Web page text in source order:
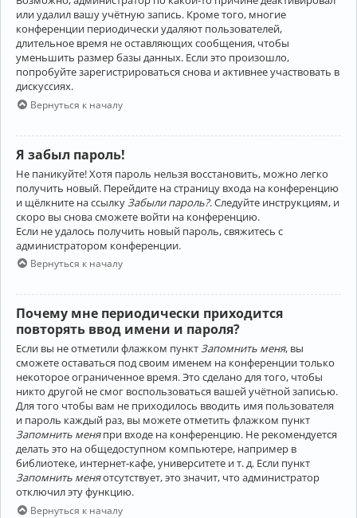
или удалил вашу учётную запись. Кроме того, многие
конференции периодически удаляют пользователей,
длительное время не оставляющих сообщения, чтобы
уменьшить размер базы данных. Если это произошло,
попробуйте зарегистрироваться снова и активнее участвовать в
дискуссиях.
Вернуться к началу
Я забыл пароль!
Не паникуйте! Хотя пароль нельзя восстановить, можно легко
получить новый. Перейдите на страницу входа на конференцию
и щёлкните на ссылку Забыли пароль?. Следуйте инструкциям, и
скоро вы снова сможете войти на конференцию.
Если не удалось получить новый пароль, свяжитесь с
администратором конференции.
Вернуться к началу
Почему мне периодически приходится
повторять ввод имени и пароля?
Если вы не отметили флажком пунктЗапомнить меня, вы
сможете оставаться под своим именем на конференции только
некоторое ограниченное время. Это сделано для того, чтобы
никто другой не смог воспользоваться вашей учётной записью.
Для того чтобы вам не приходилось вводить имя пользователя
и пароль каждый раз, вы можете отметить флажком пункт
Запомнить меняпри входе на конференцию. Не рекомендуется
делать это на общедоступном компьютере, например в
библиотеке, интернет-кафе, университете и т. д. Если пункт
Запомнить меняотсутствует, это значит, что администратор
отключил эту функцию.
Вернуться к началу